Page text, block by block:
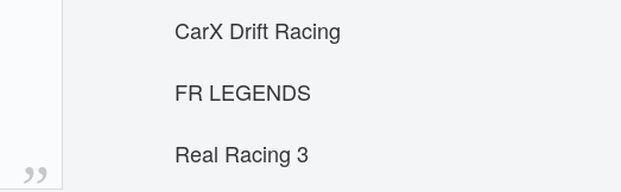
インプレッサGC8
ン 2015
A31 セフィーロ
CarX Drift Racing
FR LEGENDS
Real Racing 3